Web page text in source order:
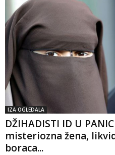
IZA OGLEDALA
DŽIHADISTI ID U
misteriozna žena,
boraca...